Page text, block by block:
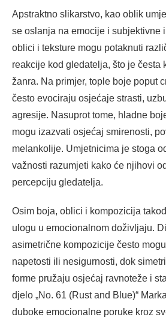
Apstraktno slikarstvo, kao oblik
se oslanja na emocije i subjektivne
oblici i teksture mogu potaknuti
reakcije kod gledatelja, što je česta
žanra. Na primjer, tople boje poput
često evociraju osjećaje strasti,
agresije. Nasuprot tome, hladne
mogu izazvati osjećaj smirenosti,
melankolije. Umjetnicima je stoga
važnosti razumjeti kako će njihovi
percepciju gledatelja.
Osim boja, oblici i kompozicija
ulogu u emocionalnom doživljaju.
asimetrične kompozicije često
napetosti ili nesigurnosti, dok
forme pružaju osjećaj ravnoteže i
djelo „No. 61 (Rust and Blue)“
duboke emocionalne poruke kroz